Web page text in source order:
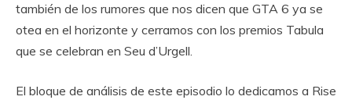
también de los rumores que nos dicen que GTA 6 ya se
otea en el horizonte y cerramos con los premios Tabula
que se celebran en Seu d’Urgell.
El bloque de análisis de este episodio lo dedicamos a Rise